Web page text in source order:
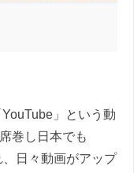
」という動
巻し日本でも
、日々動画がアップ